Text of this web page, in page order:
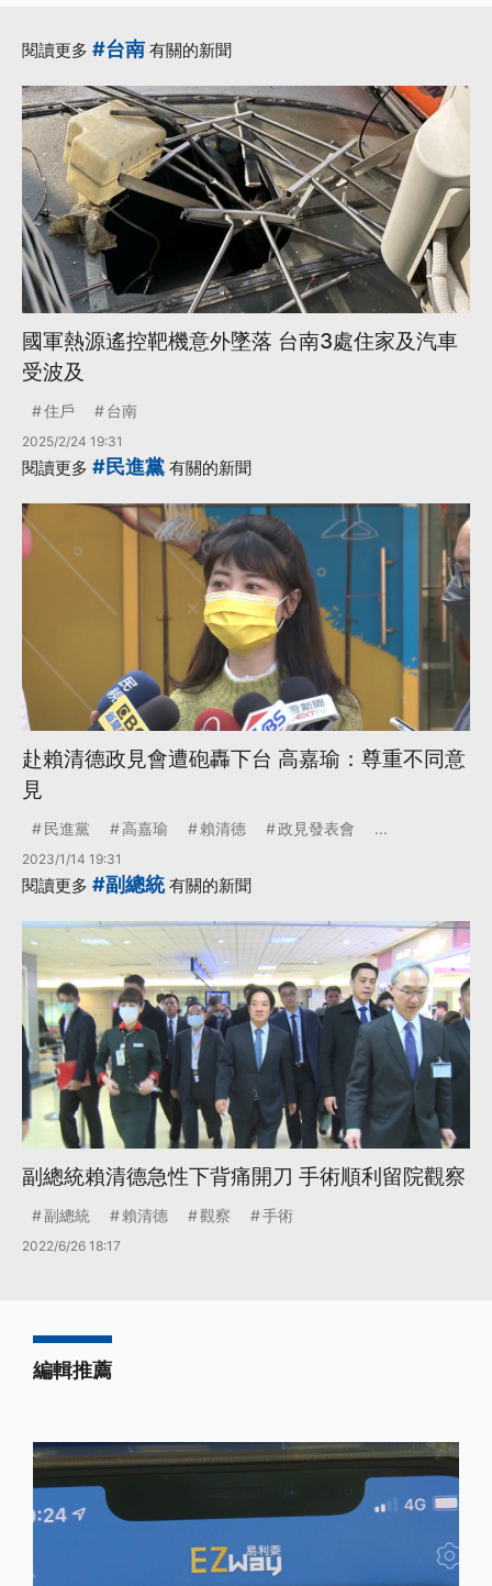
賴清德·更多...
閱讀更多 #台南 有關的新聞
國軍熱源遙控靶機意外墜落 台南3處住家及汽車
受波及
住戶 台南
2025/2/24 19:31
閱讀更多 #民進黨 有關的新聞
赴賴清德政見會遭砲轟下台 高嘉瑜：尊重不同意
見
民進黨 高嘉瑜 賴清德 政見發表會 ...
2023/1/14 19:31
閱讀更多 #副總統有關的新聞
副總統賴清德急性下背痛開刀 手術順利留院觀察
副總統 賴清德 觀察 手術
2022/6/26 18:17
編輯推薦